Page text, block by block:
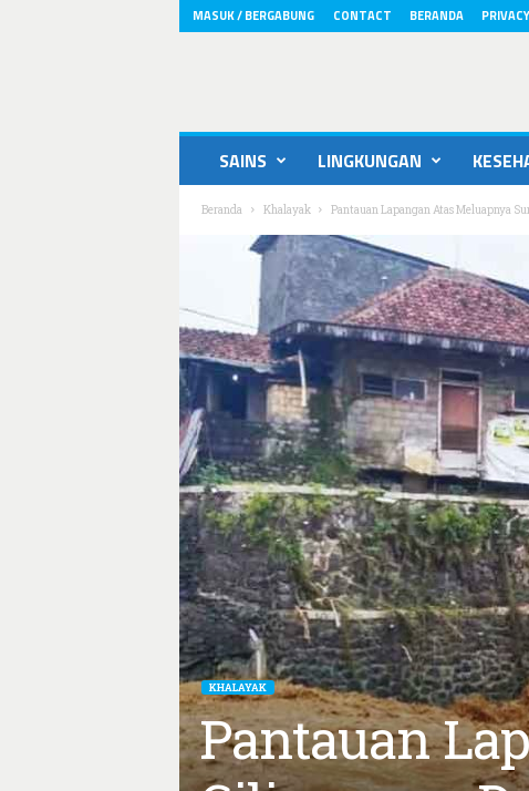
MASUK / BERGABUNG CONTACT BERANDA
SAINS LINGKUNGAN
Beranda Khalayak Pantauan Lapangan Atas Meluapnya
KHALAYAK
Pantauan